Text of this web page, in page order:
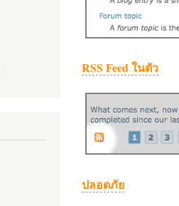
RSS Feed ในตัว
ปลอดภัย